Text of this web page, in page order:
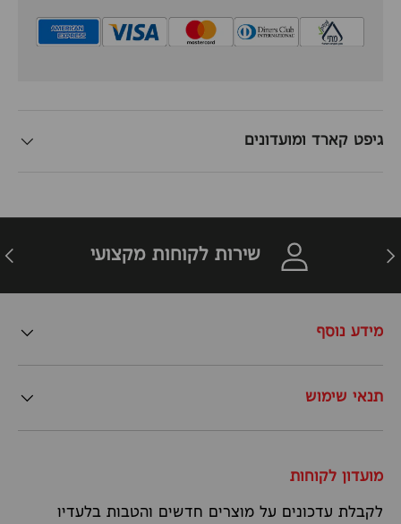
גיפט קארד ומועדונים
חזרה שירות לקוחות מקצועי
מידע נוסף
תנאי שימוש
מועדון לקוחות
לקבלת עדכונים על מוצרים חדשים והטבות בלעדיו